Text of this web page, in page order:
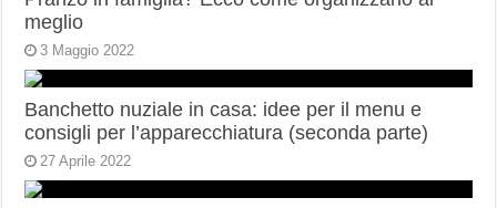
meglio
3 Maggio 2022
Banchetto nuziale in casa: idee per il menu e
consigli per l’apparecchiatura (seconda parte)
27 Aprile 2022